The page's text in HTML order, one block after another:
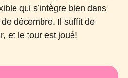
qui s’intègre bien dans
décembre. Il suffit de
et le tour est joué!